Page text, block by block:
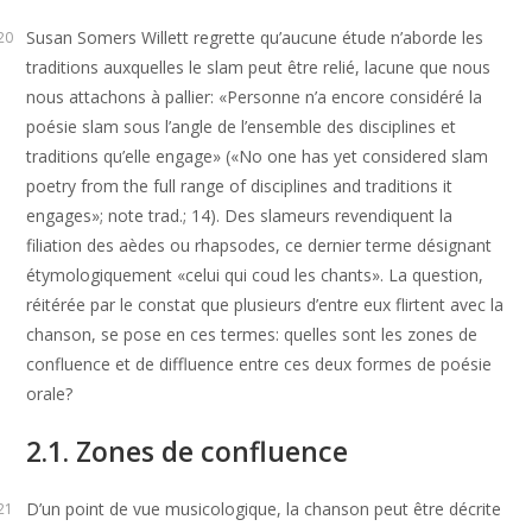
Susan Somers Willett regrette qu’aucune étude n’aborde les
traditions auxquelles le slam peut être relié, lacune que nous
nous attachons à pallier: «Personne n’a encore considéré la
poésie slam sous l’angle de l’ensemble des disciplines et
traditions qu’elle engage» («No one has yet considered slam
poetry from the full range of disciplines and traditions it
engages»; note trad.; 14). Des slameurs revendiquent la
filiation des aèdes ou rhapsodes, ce dernier terme désignant
étymologiquement «celui qui coud les chants». La question,
réitérée par le constat que plusieurs d’entre eux flirtent avec la
chanson, se pose en ces termes: quelles sont les zones de
confluence et de diffluence entre ces deux formes de poésie
orale?
2.1. Zones de confluence
D’un point de vue musicologique, la chanson peut être décrite